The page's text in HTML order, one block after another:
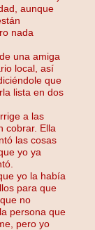
aunque
nada
una amiga
local, así
que
lista en dos
a las
cobrar. Ella
las cosas
yo ya
yo la había
para que
no
persona que
pero yo